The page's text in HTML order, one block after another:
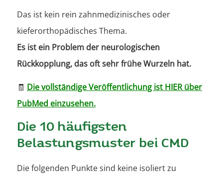
Das ist kein rein zahnmedizinisches oder
kieferorthopädisches Thema.
Es ist ein Problem der neurologischen
Rückkopplung, das oft sehr frühe Wurzeln hat.
🧾 Die vollständige Veröffentlichung ist HIER über
PubMed einzusehen.
Die 10 häufigsten
Belastungsmuster bei CMD
Die folgenden Punkte sind keine isoliert zu